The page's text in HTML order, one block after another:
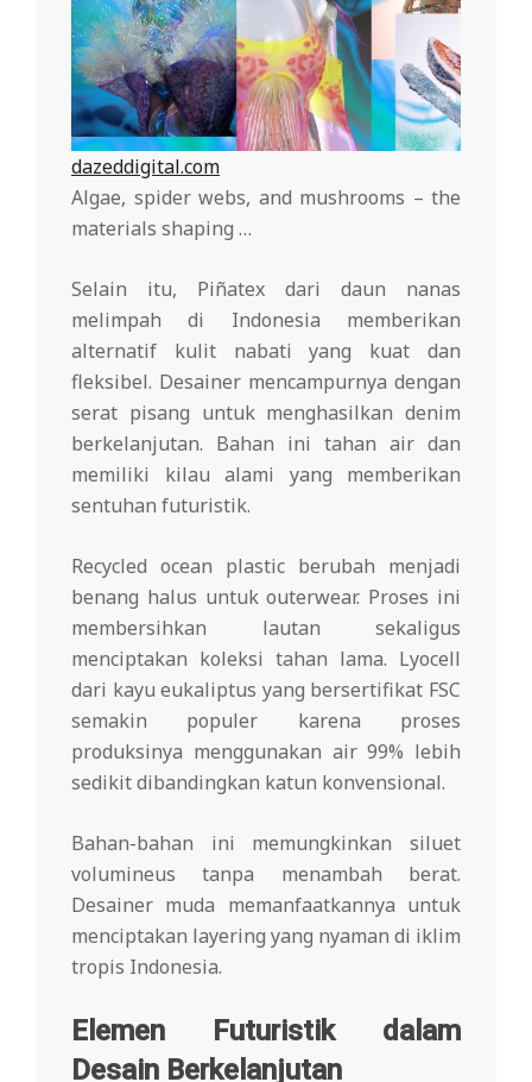
dazeddigital.com
Algae, spider webs, and mushrooms – the
materials shaping …
Selain itu, Piñatex dari daun nanas
melimpah di Indonesia memberikan
alternatif kulit nabati yang kuat dan
fleksibel. Desainer mencampurnya dengan
serat pisang untuk menghasilkan denim
berkelanjutan. Bahan ini tahan air dan
memiliki kilau alami yang memberikan
sentuhan futuristik.
Recycled ocean plastic berubah menjadi
benang halus untuk outerwear. Proses ini
membersihkan lautan sekaligus
menciptakan koleksi tahan lama. Lyocell
dari kayu eukaliptus yang bersertifikat FSC
semakin populer karena proses
produksinya menggunakan air 99% lebih
sedikit dibandingkan katun konvensional.
Bahan-bahan ini memungkinkan siluet
volumineus tanpa menambah berat.
Desainer muda memanfaatkannya untuk
menciptakan layering yang nyaman di iklim
tropis Indonesia.
Elemen Futuristik dalam
Desain Berkelanjutan